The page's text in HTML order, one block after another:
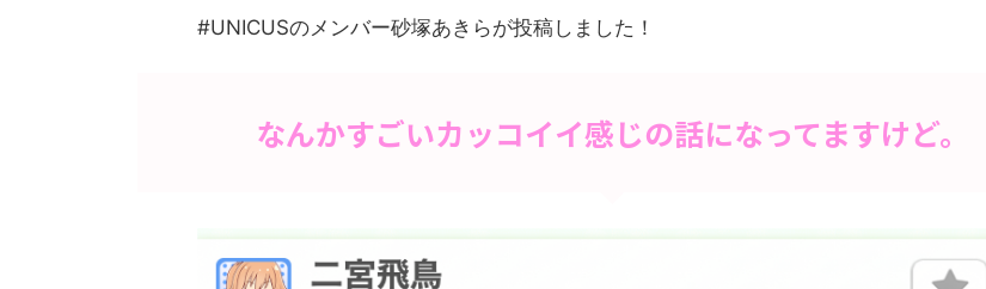
#UNICUSのメンバー砂塚あきらが投稿しました！
なんかすごいカッコイイ感じの話になってますけど。